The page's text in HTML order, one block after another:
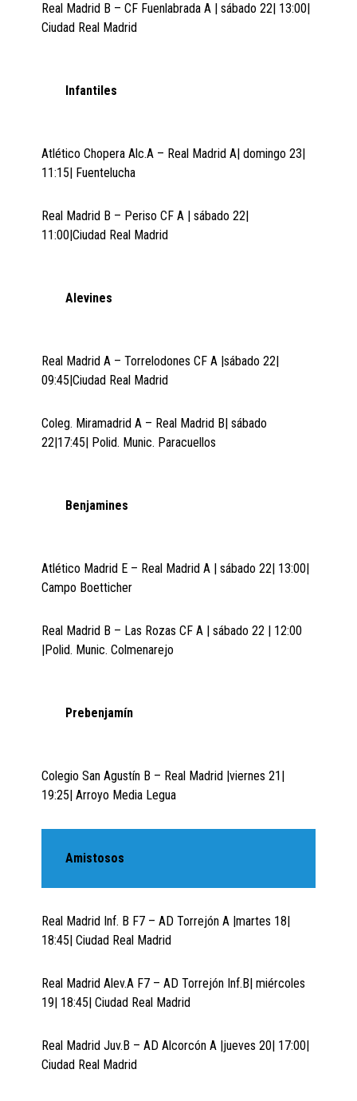
Real Madrid B – CF Fuenlabrada A | sábado 22| 13:00|
Ciudad Real Madrid
Infantiles
Atlético Chopera Alc.A – Real Madrid A| domingo 23|
11:15| Fuentelucha
Real Madrid B – Periso CF A | sábado 22|
11:00|Ciudad Real Madrid
Alevines
Real Madrid A – Torrelodones CF A |sábado 22|
09:45|Ciudad Real Madrid
Coleg. Miramadrid A – Real Madrid B| sábado
22|17:45| Polid. Munic. Paracuellos
Benjamines
Atlético Madrid E – Real Madrid A | sábado 22| 13:00|
Campo Boetticher
Real Madrid B – Las Rozas CF A | sábado 22 | 12:00
|Polid. Munic. Colmenarejo
Prebenjamín
Colegio San Agustín B – Real Madrid |viernes 21|
19:25| Arroyo Media Legua
Amistosos
Real Madrid Inf. B F7 – AD Torrejón A |martes 18|
18:45| Ciudad Real Madrid
Real Madrid Alev.A F7 – AD Torrejón Inf.B| miércoles
19| 18:45| Ciudad Real Madrid
Real Madrid Juv.B – AD Alcorcón A |jueves 20| 17:00|
Ciudad Real Madrid